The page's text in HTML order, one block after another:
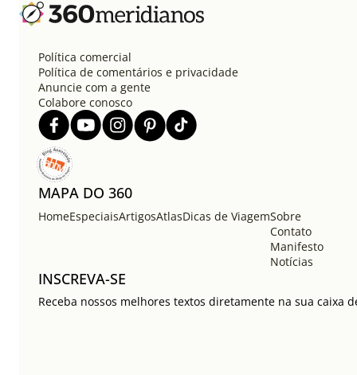
Política comercial
Política de comentários e privacidade
Anuncie com a gente
Colabore conosco
MAPA DO 360
HomeEspeciaisArtigosAtlasDicas de ViagemSobre
Contato
Manifesto
Notícias
INSCREVA-SE
Receba nossos melhores textos diretamente na sua caixa